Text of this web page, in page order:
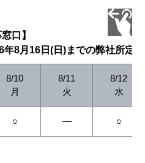
は現状有姿で提供される
は、本ソフトウェア等に
全に動作すること、お客
合致していること、第三
ないものとします。
口】
8月16日(日)までの弊社所定
8/10
月
8/11
火
8/12
水
○ ― ○